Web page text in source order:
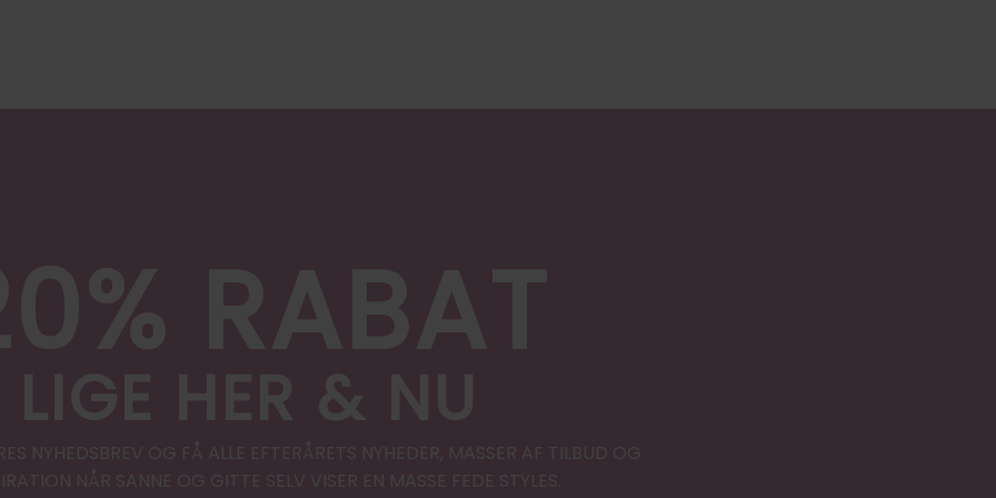
RABAT
LIGE HER & NU
NYHEDSBREV OG FÅ ALLE EFTERÅRETS NYHEDER, MASSER AF TILBUD OG
NÅR SANNE OG GITTE SELV VISER EN MASSE FEDE STYLES.